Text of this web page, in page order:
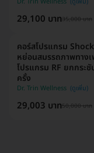
29,100 บาท35,000 บาท
คอร์สโปรแกรม
หย่อนสมรรถภาพทาง
โปรแกรม RF ยกกระ
ครั้ง
Dr. Trin Wellness
29,003 บาท50,000 บาท